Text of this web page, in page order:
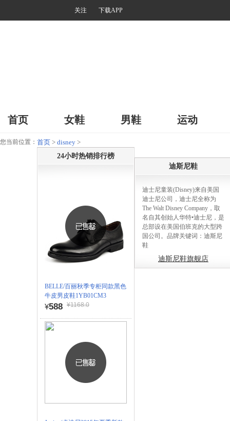
关注 下载APP
首页 女鞋 男鞋 运动
您当前位置： 首页 > disney >
24小时热销排行榜
BELLE/百丽秋季专柜同款黑色
牛皮男皮鞋1YB01CM3
¥588 ¥1168.0
迪斯尼鞋
迪士尼童装(Disney)来自美国
迪士尼公司，迪士尼全称为
The Walt Disney Company，取
名自其创始人华特•迪士尼，是
总部设在美国伯班克的大型跨
国公司。品牌关键词：迪斯尼
鞋
迪斯尼鞋旗舰店